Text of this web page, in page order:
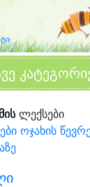
ლექსები
ოჯახის